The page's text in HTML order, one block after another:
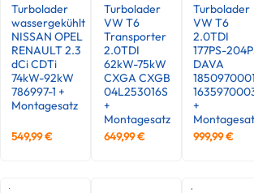
Turbolader
wassergekühlt
NISSAN OPEL
RENAULT 2.3
dCi CDTi
74kW-92kW
786997-1 +
Montagesatz
549,99€
Turbolader
VW T6
Transporter
2.0TDI
62kW-75kW
CXGA CXGB
04L253016S
+
Montagesatz
649,99€
Turbolader
VW T6
2.0TDI
177PS-
DAVA
+
999,99€